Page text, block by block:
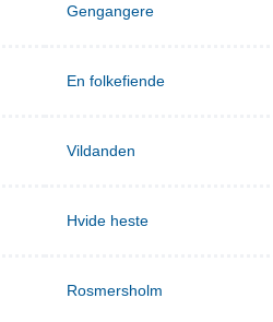
Gengangere
En folkefiende
Vildanden
Hvide heste
Rosmersholm